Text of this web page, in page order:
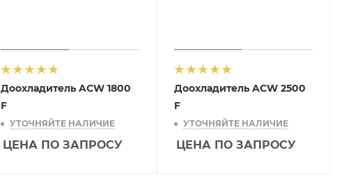
Доохладитель ACW 1800
F
УТОЧНЯЙТЕ НАЛИЧИЕ
ЦЕНА ПО ЗАПРОСУ
Доохладитель ACW 2500
F
УТОЧНЯЙТЕ НАЛИЧИЕ
ЦЕНА ПО ЗАПРОСУ